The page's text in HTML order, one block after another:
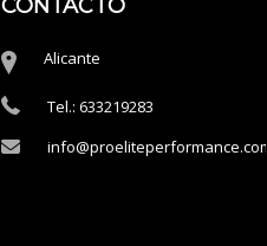
CONTACTO
Alicante
Tel.: 633219283
info@proeliteperformance.com